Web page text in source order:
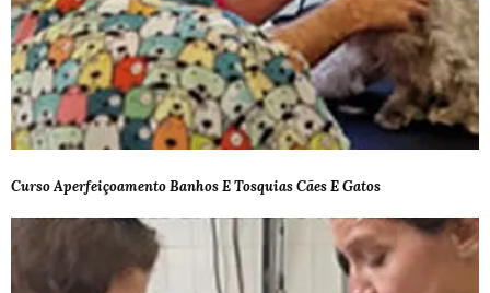
Curso Aperfeiçoamento Banhos E Tosquias Cães E Gatos